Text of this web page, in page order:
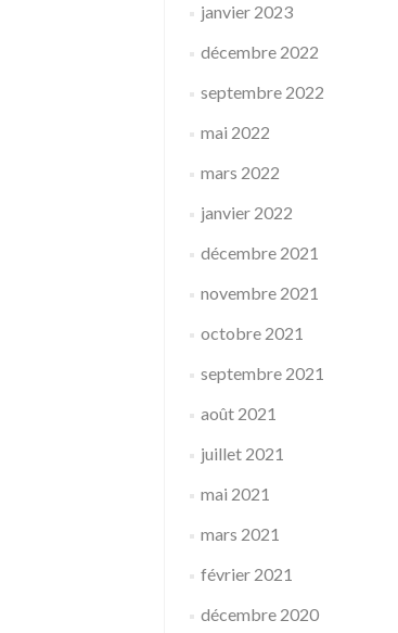
janvier 2023
décembre 2022
septembre 2022
mai 2022
mars 2022
janvier 2022
décembre 2021
novembre 2021
octobre 2021
septembre 2021
août 2021
juillet 2021
mai 2021
mars 2021
février 2021
décembre 2020